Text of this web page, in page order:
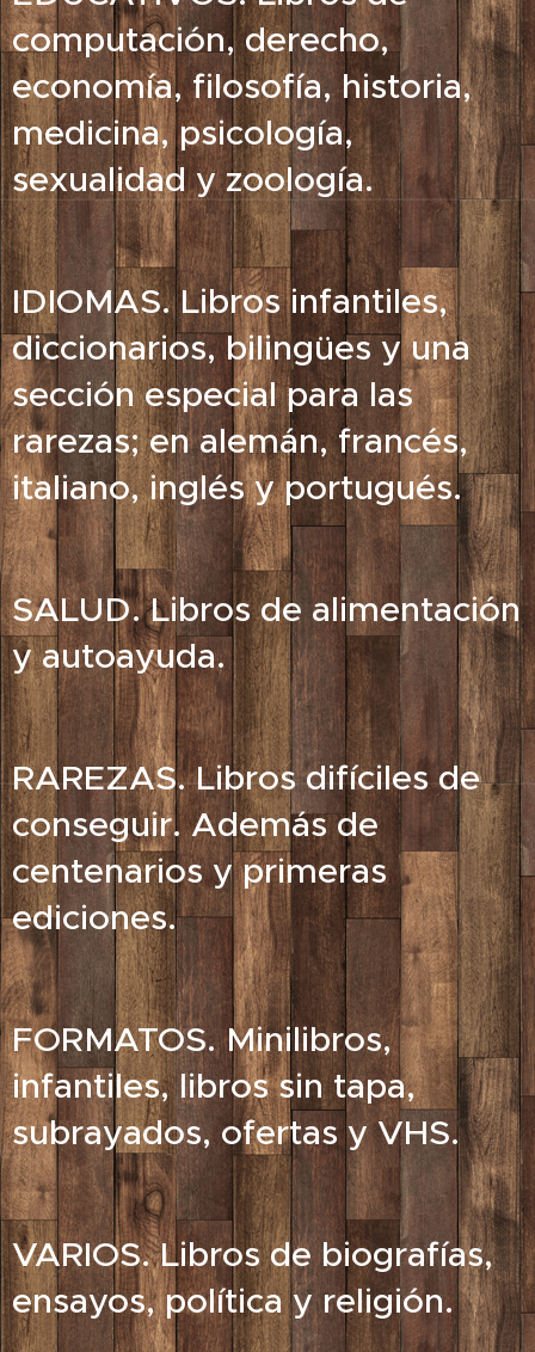
computación, derecho,
economía, filosofía, historia,
medicina, psicología,
sexualidad y zoología.
IDIOMAS. Libros infantiles,
diccionarios, bilingües y una
sección especial para las
rarezas; en alemán, francés,
italiano, inglés y portugués.
SALUD. Libros de alimentación
y autoayuda.
RAREZAS. Libros difíciles de
conseguir. Además de
centenarios y primeras
ediciones.
FORMATOS. Minilibros,
infantiles, libros sin tapa,
subrayados, ofertas y VHS.
VARIOS. Libros de biografías,
ensayos, política y religión.